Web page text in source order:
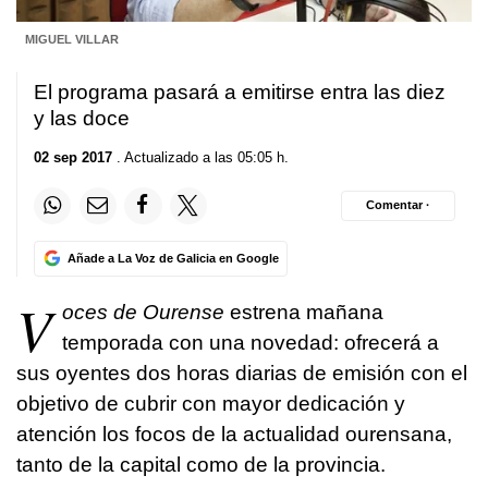
MIGUEL VILLAR
El programa pasará a emitirse entra las diez
y las doce
02 sep 2017 . Actualizado a las 05:05 h.
Añade a La Voz de Galicia en Google
Comentar ·
V oces de Ourense estrena mañana
temporada con una novedad: ofrecerá a
sus oyentes dos horas diarias de emisión con el
objetivo de cubrir con mayor dedicación y
atención los focos de la actualidad ourensana,
tanto de la capital como de la provincia.